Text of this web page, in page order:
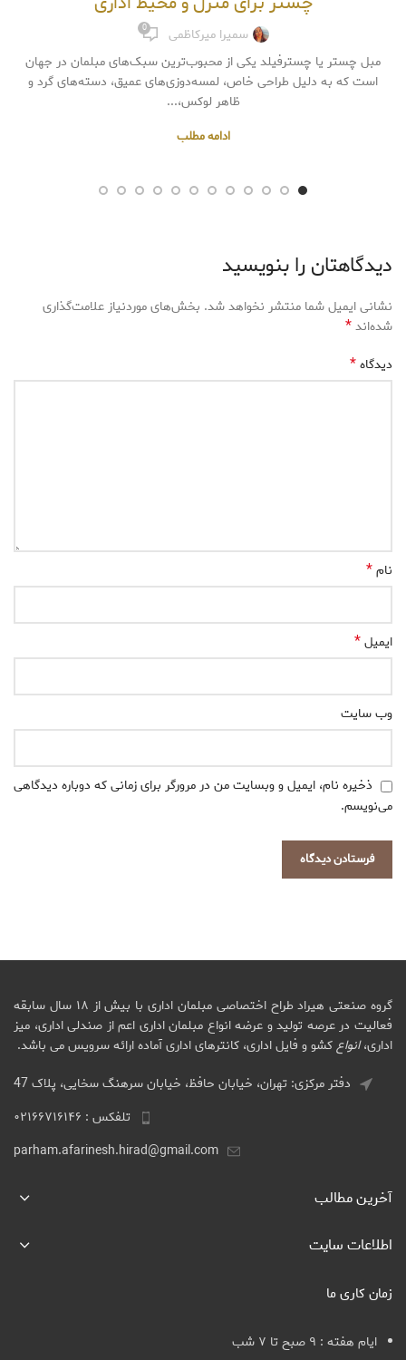
سمیرا میرکاظمی 0
مبل چستر یا چسترفیلد یکی از محبوب‌ترین سبک‌های مبلمان در جهان
است که به دلیل طراحی خاص، لمسه‌دوزی‌های عمیق، دسته‌های گرد و
ظاهر لوکس،...
ادامه مطلب
دیدگاهتان را بنویسید
نشانی ایمیل شما منتشر نخواهد شد. بخش‌های موردنیاز علامت‌گذاری
شده‌اند*
دیدگاه*
نام*
ایمیل*
وب‌ سایت
ذخیره نام، ایمیل و وبسایت من در مرورگر برای زمانی که دوباره دیدگاهی
می‌نویسم.
گروه صنعتی هیراد طراح اختصاصی مبلمان اداری با بیش از ۱۸ سال سابقه
فعالیت در عرصه تولید و عرضه انواع مبلمان اداری اعم از صندلی اداری، میز
اداری،انواعکشو و فایل اداری، کانترهای اداری آماده ارائه سرویس می باشد.
دفتر مرکزی: تهران، خیابان حافظ، خیابان سرهنگ سخایی، پلاک 47
تلفکس : ۰۲۱۶۶۷۱۶۱۴۶
parham.afarinesh.hirad@gmail.com
آخرین مطالب
اطلاعات سایت
زمان کاری ما
ایام هفته : ۹ صبح تا ۷ شب